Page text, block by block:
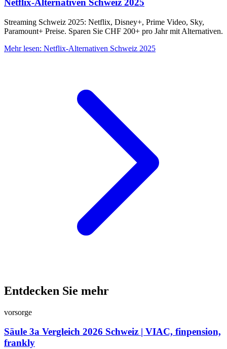
Netflix-Alternativen Schweiz 2025
Streaming Schweiz 2025: Netflix, Disney+, Prime Video, Sky,
Paramount+ Preise. Sparen Sie CHF 200+ pro Jahr mit Alternativen.
Mehr lesen: Netflix-Alternativen Schweiz 2025
Entdecken Sie mehr
vorsorge
Säule 3a Vergleich 2026 Schweiz | VIAC, finpension,
frankly